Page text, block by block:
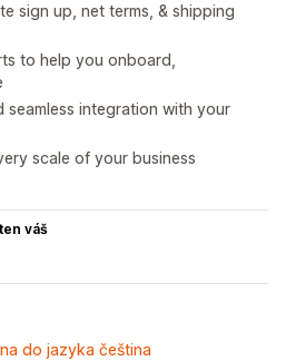
sign up, net terms, & shipping
to help you onboard,
seamless integration with your
scale of your business
váš
do jazyka čeština